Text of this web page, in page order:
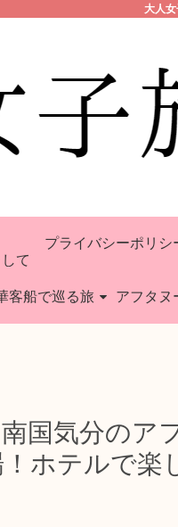
大人
て
プライバシーポリシ
客船で巡る旅
国気分のア
ホテルで楽